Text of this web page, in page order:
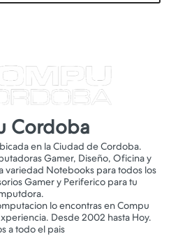
Cordoba
en la Ciudad de Cordoba.
Gamer, Diseño, Oficina y
variedad Notebooks para todos los
Gamer y Periferico para tu
lo encontras en Compu
Desde 2002 hasta Hoy.
Enviamos a todo el pais